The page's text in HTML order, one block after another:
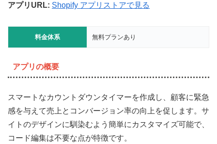
アプリURL: Shopify アプリストアで見る
料金体系 無料プランあり
アプリの概要
スマートなカウントダウンタイマーを作成し、顧客に緊急
感を与えて売上とコンバージョン率の向上を促します。サ
イトのデザインに馴染むよう簡単にカスタマイズ可能で、
コード編集は不要な点が特徴です。